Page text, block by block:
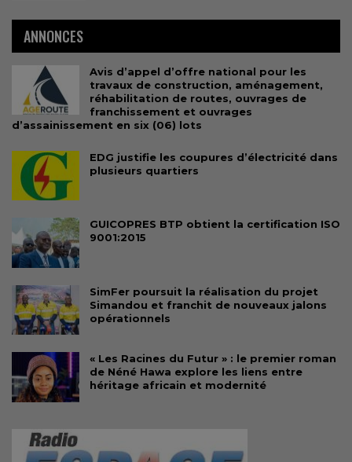
ANNONCES
Avis d’appel d’offre national pour les
travaux de construction, aménagement,
réhabilitation de routes, ouvrages de
franchissement et ouvrages
d’assainissement en six (06) lots
EDG justifie les coupures d’électricité dans
plusieurs quartiers
GUICOPRES BTP obtient la certification ISO
9001:2015
SimFer poursuit la réalisation du projet
Simandou et franchit de nouveaux jalons
opérationnels
« Les Racines du Futur » : le premier roman
de Néné Hawa explore les liens entre
héritage africain et modernité